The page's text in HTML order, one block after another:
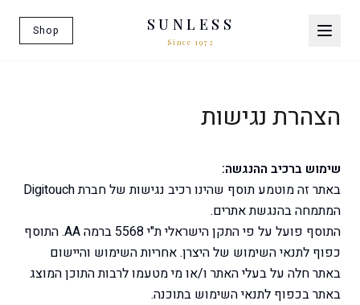
SUNLESS
Since 1972
Shop
הצהרת נגישות
שימוש ברכיב ההנגשה:
באתר זה מוטמע תוסף שהינו רכיב נגישות של חברת Digitouch
המתמחה בהנגשת אתרים.
התוסף פועל על פי התקן הישראלי ת"י 5568 ברמה AA. התוסף
כפוף לתנאי השימוש של היצרן. אחריות השימוש והיישום
באתר חלה על בעלי האתר ו/או מי מטעמו לרבות התוכן המוצג
באתר בכפוף לתנאי השימוש בתוכנה.